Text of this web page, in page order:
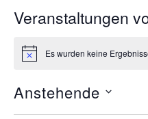
Veranstaltungen
H
w
e
i
Es wurden keine
Anstehende